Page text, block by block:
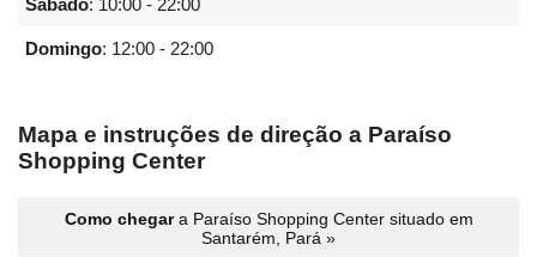
Sábado: 10:00 - 22:00
Domingo: 12:00 - 22:00
Mapa e instruções de direção a Paraíso
Shopping Center
Como chegara Paraíso Shopping Center situado em
Santarém, Pará »